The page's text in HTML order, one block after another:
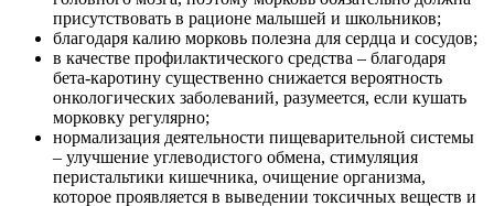
присутствовать в рационе малышей и школьников;
благодаря калию морковь полезна для сердца и сосудов;
в качестве профилактического средства – благодаря
бета-каротину существенно снижается вероятность
онкологических заболеваний, разумеется, если кушать
морковку регулярно;
нормализация деятельности пищеварительной системы
– улучшение углеводистого обмена, стимуляция
перистальтики кишечника, очищение организма,
которое проявляется в выведении токсичных веществ и